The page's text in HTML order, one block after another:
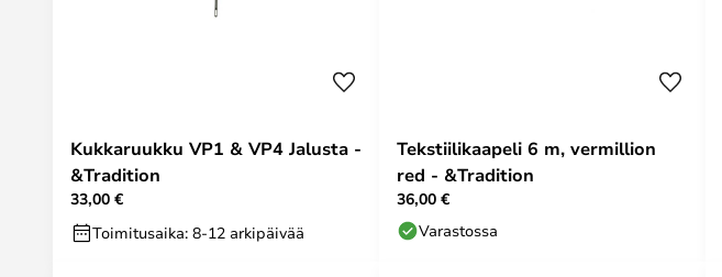
Kukkaruukku VP1 & VP4 Jalusta -
&Tradition
33,00 €
Toimitusaika: 8-12 arkipäivää
Tekstiilikaapeli 6 m, vermillion
red - &Tradition
36,00 €
Varastossa